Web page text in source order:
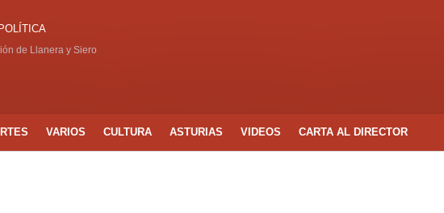
POLÍTICA
de Llanera y Siero
VARIOS CULTURA ASTURIAS VIDEOS CARTA AL DIRECTOR